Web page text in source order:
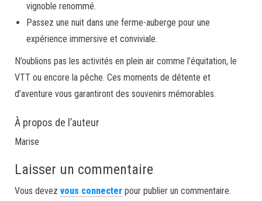
vignoble renommé.
Passez une nuit dans une ferme-auberge pour une
expérience immersive et conviviale.
N’oublions pas les activités en plein air comme l’équitation, le
VTT ou encore la pêche. Ces moments de détente et
d’aventure vous garantiront des souvenirs mémorables.
À propos de l’auteur
Marise
Laisser un commentaire
Vous devez vous connecter pour publier un commentaire.